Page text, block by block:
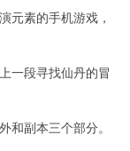
素的手机游戏，
一段寻找仙丹的冒
副本三个部分。